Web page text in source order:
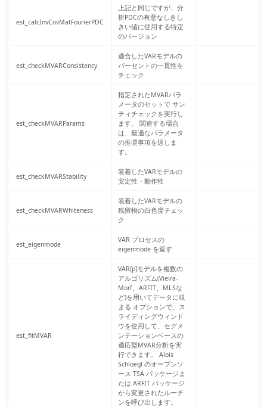
est_calcInvCovMatFourierPDC
上記と同じですが、分
析PDCの有意なしきし
きい値に使用する特定
のバージョン
est_checkMVARConsistency
適合したVARモデルの
パーセントの一貫性を
チェック
est_checkMVARParams
指定されたMVARパラ
メータのセットで サン
ティチェックを実行し
ます。 関連する場合
は、最適なパラメータ
の推奨事項を返しま
す。
est_checkMVARStability
装着したVARモデルの
安定性・動作性
est_checkMVARWhiteness
装着したVARモデルの
残留物の白色度チェッ
ク
est_eigenmode
VAR プロセスの
eigenmode を返す
est_fitMVAR
VAR[p]モデルを複数の
アルゴリズム(Vieira-
Morf、ARFIT、MLSな
ど)を用いてデータに収
まる オプションで、ス
ライディングウィンド
ウを使用して、セグメ
ンテーションベースの
適応型MVAR分析を実
行できます。 Alois
Schloegl のオープンソ
ース TSA パッケージま
たは ARFIT パッケージ
から変更されたルーチ
ンを呼び出します。